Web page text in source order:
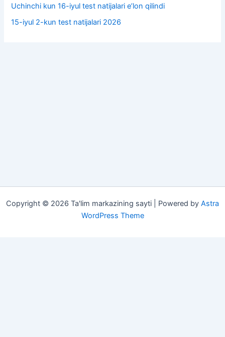
Uchinchi kun 16-iyul test natijalari e’lon qilindi
15-iyul 2-kun test natijalari 2026
Copyright © 2026 Ta'lim markazining sayti | Powered by Astra
WordPress Theme